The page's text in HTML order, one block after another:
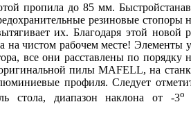
пропила до 85 мм.
резиновые стопоры
их. Благодаря этой новой
на чистом рабочем месте! Элементы
все они расставлены по порядку
пилы MAFELL, на
профиля. Следует
стола, диапазон наклона от -3о